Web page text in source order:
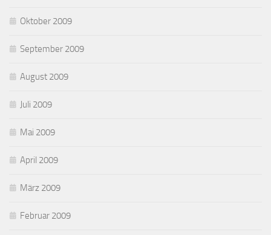
Oktober 2009
September 2009
August 2009
Juli 2009
Mai 2009
April 2009
März 2009
Februar 2009